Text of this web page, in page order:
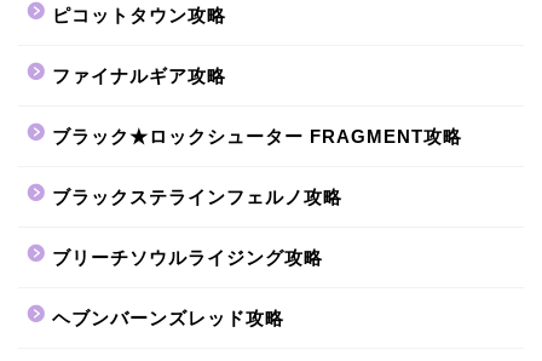
ピコットタウン攻略
ファイナルギア攻略
ブラック★ロックシューター FRAGMENT攻略
ブラックステラインフェルノ攻略
ブリーチソウルライジング攻略
ヘブンバーンズレッド攻略